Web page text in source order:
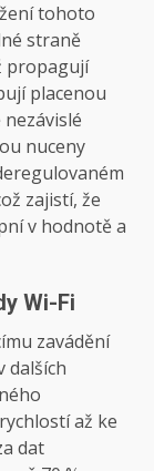
tohoto
straně
propagují
placenou
nuceny
zajistí, že
v hodnotě a
Wi-Fi
zavádění
dalších
až ke
dat